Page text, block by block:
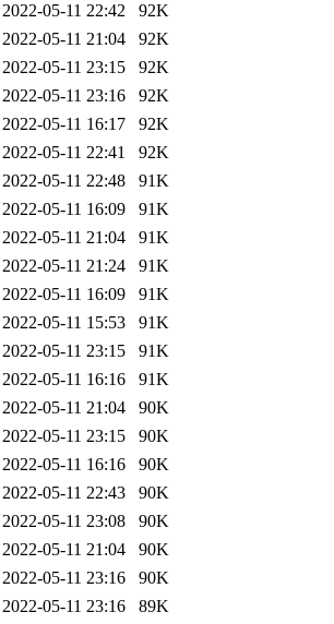
2022-05-11 22:42
92K
2022-05-11 21:04
92K
2022-05-11 23:15
92K
2022-05-11 23:16
92K
2022-05-11 16:17
92K
2022-05-11 22:41
92K
2022-05-11 22:48
91K
2022-05-11 16:09
91K
2022-05-11 21:04
91K
2022-05-11 21:24
91K
2022-05-11 16:09
91K
2022-05-11 15:53
91K
2022-05-11 23:15
91K
2022-05-11 16:16
91K
2022-05-11 21:04
90K
2022-05-11 23:15
90K
2022-05-11 16:16
90K
2022-05-11 22:43
90K
2022-05-11 23:08
90K
2022-05-11 21:04
90K
2022-05-11 23:16
90K
2022-05-11 23:16
89K